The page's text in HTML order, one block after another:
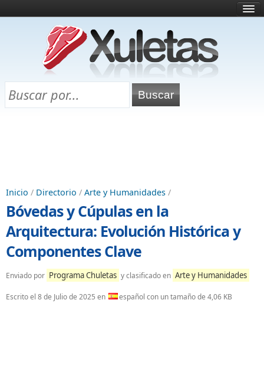
¿Qué es esto?
Directorio
Chuletas para exámenes
Inicio / Directorio / Arte y Humanidades /
Bóvedas y Cúpulas en la
Arquitectura: Evolución Histórica y
Componentes Clave
Enviado por Programa Chuletas y clasificado en Arte y Humanidades
Escrito el 8 de Julio de 2025 en español con un tamaño de 4,06 KB